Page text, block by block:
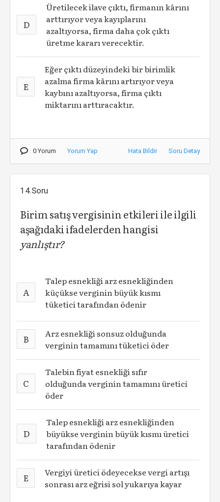
D
Üretilecek ilave çıktı, firmanın kârını
arttırıyor veya kayıplarını
azaltıyorsa, firma daha çok çıktı
üretme kararı verecektir.
E
Eğer çıktı düzeyindeki bir birimlik
azalma firma kârını artırıyor veya
kaybını azaltıyorsa, firma çıktı
miktarını arttıracaktır.
0 Yorum Yorum Yap Hata Bildir Soru Detay
14.Soru
Birim satış vergisinin etkileri ile ilgili
aşağıdaki ifadelerden hangisi
yanlıştır?
A
Talep esnekliği arz esnekliğinden
küçükse verginin büyük kısmı
tüketici tarafından ödenir
B
Arz esnekliği sonsuz olduğunda
verginin tamamını tüketici öder
C
Talebin fiyat esnekliği sıfır
olduğunda verginin tamamını üretici
öder
D
Talep esnekliği arz esnekliğinden
büyükse verginin büyük kısmı üretici
tarafından ödenir
E
Vergiyi üretici ödeyecekse vergi artışı
sonrası arz eğrisi sol yukarıya kayar